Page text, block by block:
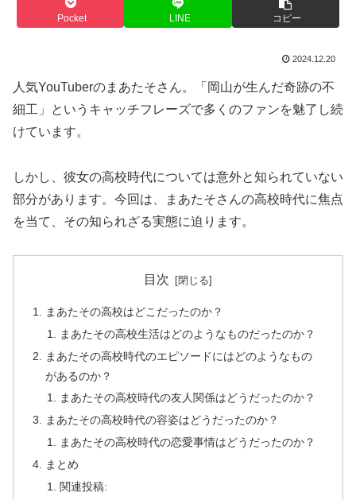
Pocket LINE コピー
2024.12.20
人気YouTuberのまあたそさん。「岡山が生んだ奇跡の不
細工」というキャッチフレーズで多くのファンを魅了し続
けています。
しかし、彼女の高校時代については意外と知られていない
部分があります。今回は、まあたそさんの高校時代に焦点
を当て、その知られざる実態に迫ります。
目次
まあたその高校はどこだったのか？
まあたその高校生活はどのようなものだったのか？
まあたその高校時代のエピソードにはどのようなもの
があるのか？
まあたその高校時代の友人関係はどうだったのか？
まあたその高校時代の容姿はどうだったのか？
まあたその高校時代の恋愛事情はどうだったのか？
まとめ
関連投稿: